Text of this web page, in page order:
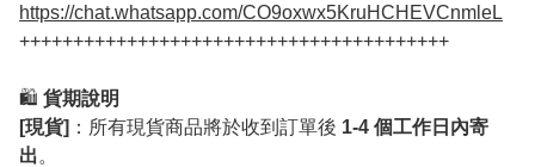
https://chat.whatsapp.com/CO9oxwx5KruHCHEVCnmleL
++++++++++++++++++++++++++++++++++++++++
🛍️ 貨期說明
[現貨] ：所有現貨商品將於收到訂單後 1-4 個工作日內寄
出。